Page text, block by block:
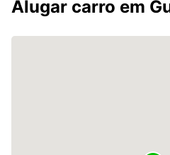
Alugar carro em